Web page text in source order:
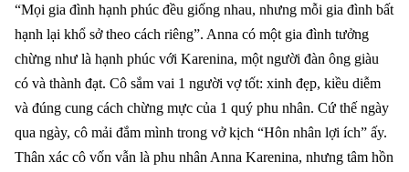
“Mọi gia đình hạnh phúc đều giống nhau, nhưng mỗi gia đình bất
hạnh lại khổ sở theo cách riêng”. Anna có một gia đình tưởng
chừng như là hạnh phúc với Karenina, một người đàn ông giàu
có và thành đạt. Cô sắm vai 1 người vợ tốt: xinh đẹp, kiều diễm
và đúng cung cách chừng mực của 1 quý phu nhân. Cứ thế ngày
qua ngày, cô mải đắm mình trong vở kịch “Hôn nhân lợi ích” ấy.
Thân xác cô vốn vẫn là phu nhân Anna Karenina, nhưng tâm hồn